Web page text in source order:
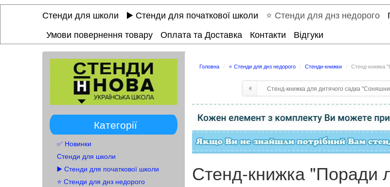
Стенди для школи ▶️ Стенди для початкової школи ⭐ Стенди для днз недорого
Умови повернення товару
Оплата та Доставка Контакти Відгуки
Категорії
✅ Новинки
Стенди для школи
▶️ Стенди для початкової школи
⭐ Стенди для днз недорого
Головна ⭐ Стенди для днз недорого Стенди-книжки Стенд-книжка
Стенд-книжка для дитячого садка
Стенд-книжка "Поради